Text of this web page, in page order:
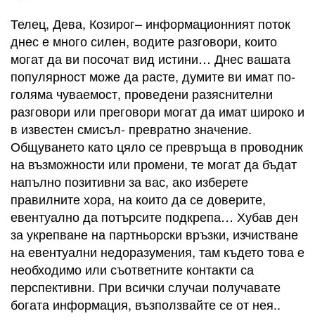
Телец, Дева, Козирог– информационният поток
днес е много силен, водите разговори, които
могат да ви посочат вид истини… Днес вашата
популярност може да расте, думите ви имат по-
голяма чуваемост, проведени разяснителни
разговори или преговори могат да имат широко и
в известен смисъл- превратно значение.
Общуването като цяло се превръща в проводник
на възможности или промени, те могат да бъдат
напълно позитивни за вас, ако изберете
правилните хора, на които да се доверите,
евентуално да потърсите подкрепа… Хубав ден
за укрепване на партньорски връзки, изчистване
на евентуални недоразумения, там където това е
необходимо или съответните контакти са
перспективни. При всички случаи получавате
богата информация, възползвайте се от нея..